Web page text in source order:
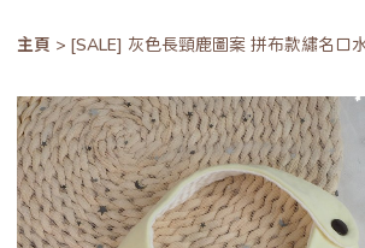
主頁 [SALE] 灰色長頸鹿圖案 拼布款繡名口